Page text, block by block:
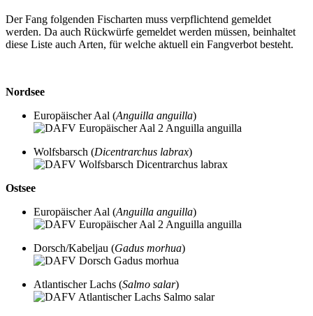
Der Fang folgenden Fischarten muss verpflichtend gemeldet
werden. Da auch Rückwürfe gemeldet werden müssen, beinhaltet
diese Liste auch Arten, für welche aktuell ein Fangverbot besteht.
Nordsee
Europäischer Aal (Anguilla anguilla)
Wolfsbarsch (Dicentrarchus labrax)
Ostsee
Europäischer Aal (Anguilla anguilla)
Dorsch/Kabeljau (Gadus morhua)
Atlantischer Lachs (Salmo salar)